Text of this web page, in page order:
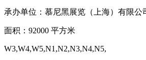
承办单位：慕尼黑展览（上海）有限公
面积：92000 平方米
W3,W4,W5,N1,N2,N3,N4,N5,